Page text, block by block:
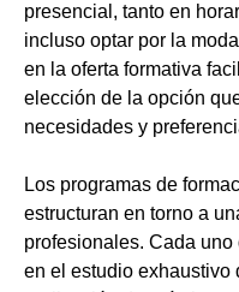
presencial, tanto en
incluso optar por la
en la oferta formativa
elección de la opción
necesidades y
Los programas de
estructuran en torno a
profesionales. Cada
en el estudio exhaustivo